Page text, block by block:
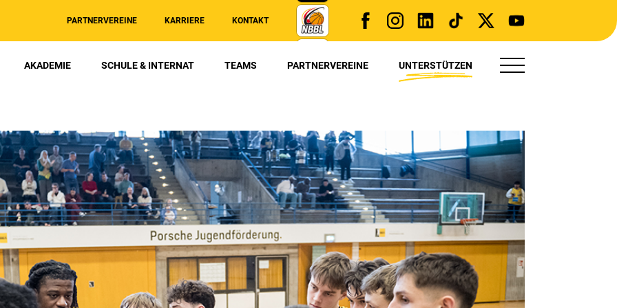
PARTNERVEREINE KARRIERE KONTAKT
AKADEMIE SCHULE & INTERNAT TEAMS PARTNERVEREINE UNTERSTÜTZEN